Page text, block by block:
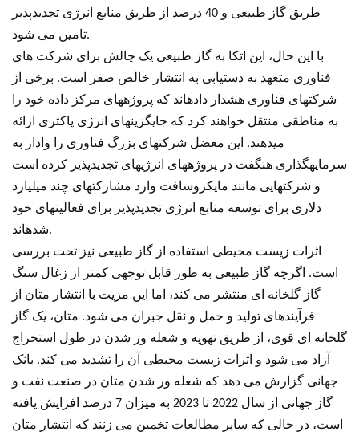
طریق گاز طبیعی و 40 درصد از طریق منابع انرژی تجدیدپذیر
تامین می شود.
با این حال، این اتکا به گاز طبیعی یک چالش برای شرکت های
فناوری متعهد به دستیابی به انتشار خالص صفر است. برخی از
شرکتهای فناوری هشدار دادهاند که پروژههای مرکز داده خود را
به مناطقی منتقل خواهند کرد که جایگزینهای انرژی پاکتری ارائه
میدهند. این معضل شرکتهای بزرگ فناوری را وادار به
سرمایهگذاری هنگفت در پروژههای انرژیهای تجدیدپذیر کرده است
و شرکتهایی مانند مایکروسافت وارد مشارکتهای چند میلیارد
دلاری برای توسعه منابع انرژی تجدیدپذیر برای فعالیتهای خود
شدهاند.
اثرات زیست محیطی استفاده از گاز طبیعی نیز تحت بررسی
است. اگرچه گاز طبیعی به طور قابل توجهی کمتر از زغال سنگ
گاز گلخانه ای منتشر می کند، اما این مزیت با انتشار متان از
فرآیندهای تولید و حمل و نقل جبران می شود. متان، یک گاز
گلخانه ای قوی، از طریق تهویه و شعله ور شدن در طول استخراج
آزاد می شود و اثرات زیست محیطی آن را تشدید می کند. بانک
جهانی گزارش می دهد که شعله ور شدن متان در صنعت نفت و
گاز جهانی از سال 2022 تا 2023 به میزان 7 درصد افزایش یافته
است، در حالی که سایر مطالعات تخمین می زنند که انتشار متان